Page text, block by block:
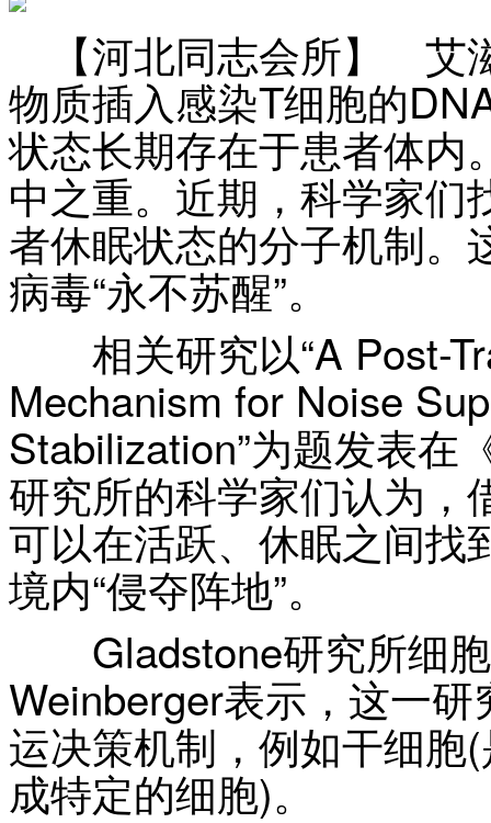
【河北同志会所】 艾
物质插入感染T细胞的
状态长期存在于患者体内
中之重。近期，科学家
者休眠状态的分子机制。
病毒“永不苏醒”。
相关研究以“A Post-
Mechanism for Noise
Stabilization”为题发表在
研究所的科学家们认为，
可以在活跃、休眠之间找
境内“侵夺阵地”。
Gladstone研究所细胞
Weinberger表示，这一
运决策机制，例如干细胞
成特定的细胞)。